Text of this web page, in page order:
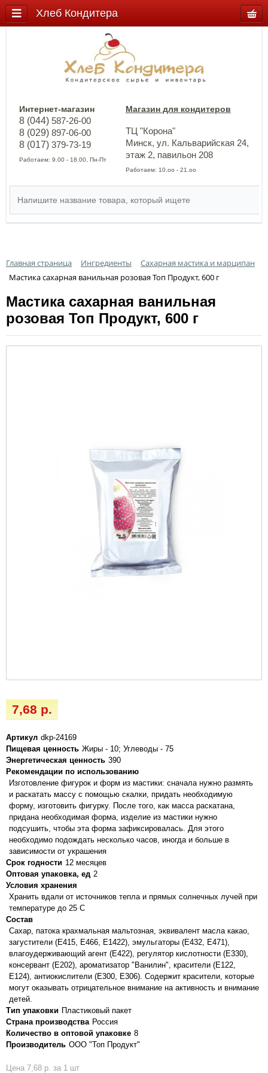
Интернет-магазин
8 (044) 587-26-00
8 (029) 897-06-00
8 (017) 379-73-19
Работаем: 9.00 - 18.00, Пн-Пт
Магазин для кондитеров
ТЦ "Корона"
Минск, ул. Кальварийская 24,
этаж 2, павильон 208
Работаем: 10.оо - 21.оо
Главная страница Ингредиенты
Сахарная мастика и марципан
Мастика сахарная ванильная розовая Топ Продукт, 600 г
Мастика сахарная ванильная
розовая Топ Продукт, 600 г
7,68 р.
Артикул dkp-24169
Пищевая ценность Жиры - 10; Углеводы - 75
Энергетическая ценность 390
Рекомендации по использованию
Изготовление фигурок и форм из мастики: сначала нужно размять
и раскатать массу с помощью скалки, придать необходимую
форму, изготовить фигурку. После того, как масса раскатана,
придана необходимая форма, изделие из мастики нужно
подсушить, чтобы эта форма зафиксировалась. Для этого
необходимо подождать несколько часов, иногда и больше в
зависимости от украшения
Срок годности 12 месяцев
Оптовая упаковка, ед 2
Условия хранения
Хранить вдали от источников тепла и прямых солнечных лучей при
температуре до 25 С
Состав
Сахар, патока крахмальная мальтозная, эквивалент масла какао,
загустители (E415, E466, E1422), эмульгаторы (E432, E471),
влагоудерживающий агент (E422), регулятор кислотности (Е330),
консервант (E202), ароматизатор "Ванилин", красители (E122,
E124), антиокислители (Е300, Е306). Содержит красители, которые
могут оказывать отрицательное внимание на активность и внимание
детей.
Тип упаковки Пластиковый пакет
Страна производства Россия
Количество в оптовой упаковке 8
Производитель ООО "Топ Продукт"
Цена 7,68 р. за 1 шт
Хлеб Кондитера